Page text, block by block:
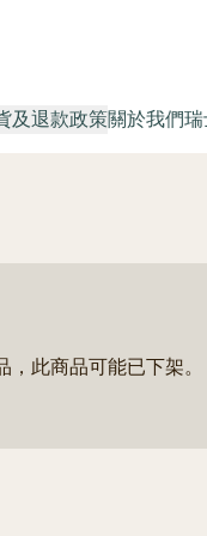
及退款政策關於我們
，此商品可能已下架